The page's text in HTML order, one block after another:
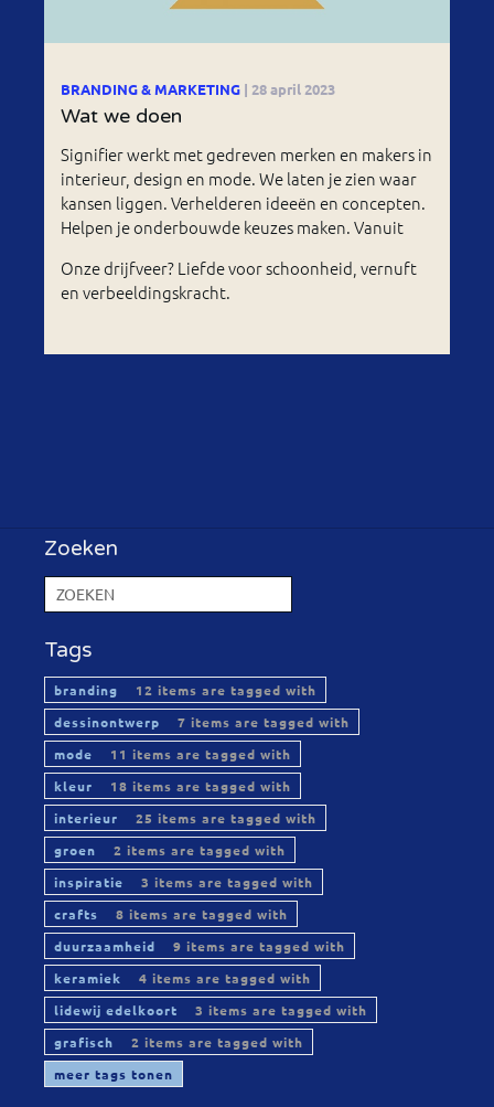
BRANDING & MARKETING | 28 april 2023
Wat we doen
Signifier werkt met gedreven merken en makers in
interieur, design en mode. We laten je zien waar
kansen liggen. Verhelderen ideeën en concepten.
Helpen je onderbouwde keuzes maken. Vanuit
Onze drijfveer? Liefde voor schoonheid, vernuft
en verbeeldingskracht.
Zoeken
Tags
branding
12 items are tagged with
dessinontwerp
7 items are tagged with
mode
11 items are tagged with
kleur
18 items are tagged with
interieur
25 items are tagged with
groen
2 items are tagged with
inspiratie
3 items are tagged with
crafts
8 items are tagged with
duurzaamheid
9 items are tagged with
keramiek
4 items are tagged with
lidewij edelkoort
3 items are tagged with
grafisch
2 items are tagged with
meer tags tonen